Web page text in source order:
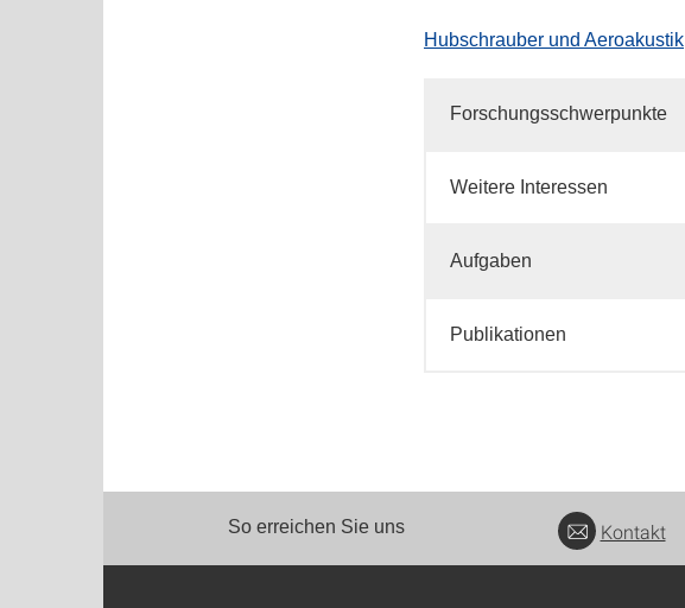
Hubschrauber und Aeroakustik
Forschungsschwerpunkte
Weitere Interessen
Aufgaben
Publikationen
So erreichen Sie uns Kontakt